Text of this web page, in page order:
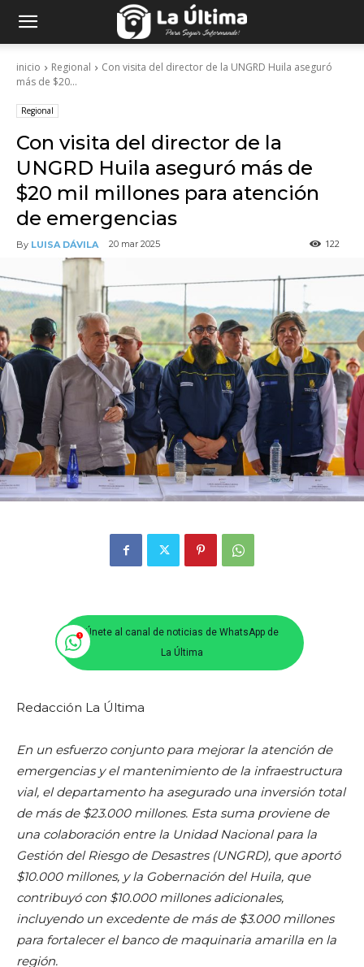
inicio Regional
Con visita del director de la UNGRD Huila aseguró
más de $20...
Regional
Con visita del director de la
UNGRD Huila aseguró más de
$20 mil millones para atención
de emergencias
By LUISA DÁVILA 20 mar 2025 122
Únete al canal de noticias de WhatsApp de
La Última
Redacción La Última
En un esfuerzo conjunto para mejorar la atención de
emergencias y el mantenimiento de la infraestructura
vial, el departamento ha asegurado una inversión total
de más de $23.000 millones. Esta suma proviene de
una colaboración entre la Unidad Nacional para la
Gestión del Riesgo de Desastres (UNGRD), que aportó
$10.000 millones, y la Gobernación del Huila, que
contribuyó con $10.000 millones adicionales,
incluyendo un excedente de más de $3.000 millones
para fortalecer el banco de maquinaria amarilla en la
región.